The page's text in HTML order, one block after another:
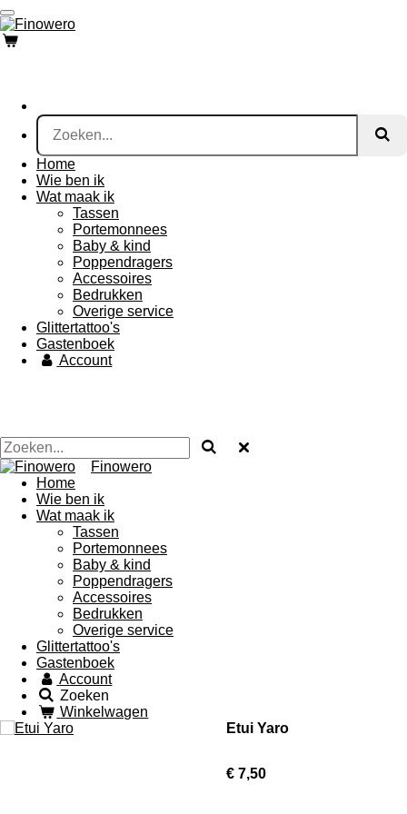
Ga
direct
naar
Home
Wie ben ik
Wat maak ik
Tassen
Portemonnees
Baby & kind
Poppendragers
Accessoires
Bedrukken
Overige service
Glittertattoo's
Gastenboek
Account
Finowero
Home
Wie ben ik
Wat maak ik
Tassen
Portemonnees
Baby & kind
Poppendragers
Accessoires
Bedrukken
Overige service
Glittertattoo's
Gastenboek
Account
Zoeken
Winkelwagen
Etui Yaro
€ 7,50